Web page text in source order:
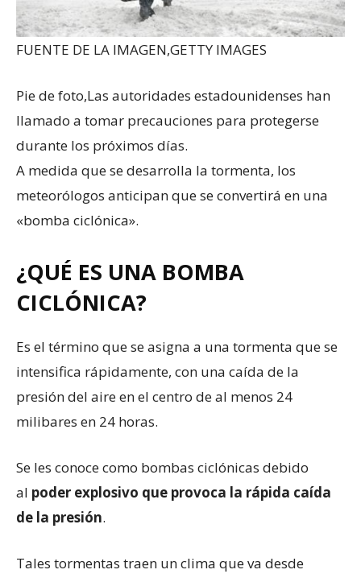
FUENTE DE LA IMAGEN,GETTY IMAGES
Pie de foto,Las autoridades estadounidenses han
llamado a tomar precauciones para protegerse
durante los próximos días.
A medida que se desarrolla la tormenta, los
meteorólogos anticipan que se convertirá en una
«bomba ciclónica».
¿QUÉ ES UNA BOMBA
CICLÓNICA?
Es el término que se asigna a una tormenta que se
intensifica rápidamente, con una caída de la
presión del aire en el centro de al menos 24
milibares en 24 horas.
Se les conoce como bombas ciclónicas debido
al poder explosivo que provoca la rápida caída
de la presión.
Tales tormentas traen un clima que va desde